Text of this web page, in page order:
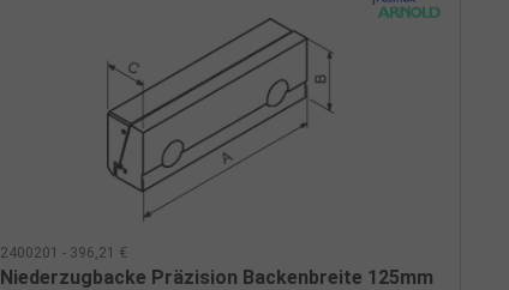
2400201 - 396,21 €
Niederzugbacke Präzision Backenbreite 125mm